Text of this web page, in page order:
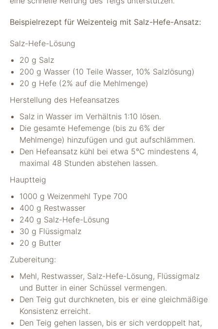
Beispielrezept für Weizenteig mit Salz-Hefe-Ansatz:
Salz-Hefe-Lösung
20 g Salz
200 g Wasser (10 Teile Wasser, 10% Salzlösung)
20 g Hefe (2% auf die Mehlmenge)
Herstellung des Hefeansatzes
Salz in Wasser im Verhältnis 1:10 lösen.
Die gesamte Hefemenge (bis zu 6% der
Mehlmenge) hinzufügen und gut aufschlämmen.
Den Hefeansatz kühl bei etwa 5°C mindestens 4,
maximal 48 Stunden abstehen lassen.
Hauptteig
1000 g Weizenmehl Type 700
400 g Restwasser
240 g Salz-Hefe-Lösung
30 g Flüssigmalz
20 g Butter
Zubereitung:
Mehl, Restwasser, Salz-Hefe-Lösung, Flüssigmalz
und Butter in einer Schüssel vermengen.
Den Teig gut durchkneten, bis er eine gleichmäßige
Konsistenz erreicht.
Den Teig gehen lassen, bis er sich verdoppelt hat,